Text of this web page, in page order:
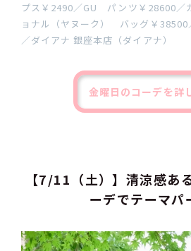
プス￥2490／GU パンツ￥28600／
ョナル（ヤヌーク） バッグ￥
／ダイアナ 銀座本店（ダイアナ）
金曜日のコーデを詳
【7/11（土）】清涼感あ
ーデでテーマパ